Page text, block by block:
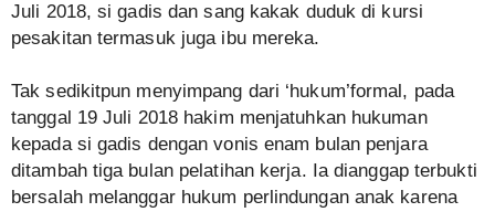
Juli 2018, si gadis dan sang kakak duduk di kursi
pesakitan termasuk juga ibu mereka.
Tak sedikitpun menyimpang dari ‘hukum’formal, pada
tanggal 19 Juli 2018 hakim menjatuhkan hukuman
kepada si gadis dengan vonis enam bulan penjara
ditambah tiga bulan pelatihan kerja. Ia dianggap terbukti
bersalah melanggar hukum perlindungan anak karena